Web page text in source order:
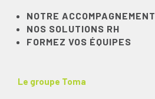
NOTRE ACCOMPAGNEMENT
NOS SOLUTIONS RH
FORMEZ VOS ÉQUIPES
Le groupe Toma